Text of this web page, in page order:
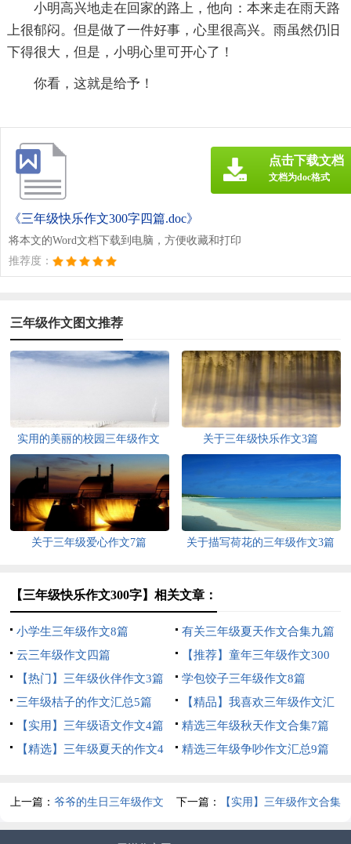
小明高兴地走在回家的路上，他向：本来走在雨天路
上很郁闷。但是做了一件好事，心里很高兴。雨虽然仍旧
下得很大，但是，小明心里可开心了！
你看，这就是给予！
《三年级快乐作文300字四篇.doc》
将本文的Word文档下载到电脑，方便收藏和打印
推荐度：
点击下载文档
文档为doc格式
三年级作文图文推荐
实用的美丽的校园三年级作文
300字4篇
关于三年级快乐作文3篇
关于三年级爱心作文7篇 关于描写荷花的三年级作文3篇
【三年级快乐作文300字】相关文章：
小学生三年级作文8篇
有关三年级夏天作文合集九篇
云三年级作文四篇
【推荐】童年三年级作文300
字10篇
【热门】三年级伙伴作文3篇
学包饺子三年级作文8篇
三年级桔子的作文汇总5篇
【精品】我喜欢三年级作文汇
编五篇
【实用】三年级语文作文4篇
精选三年级秋天作文合集7篇
【精选】三年级夏天的作文4
精选三年级争吵作文汇总9篇
上一篇：爷爷的生日三年级作文 下一篇： 【实用】三年级作文合集
7篇